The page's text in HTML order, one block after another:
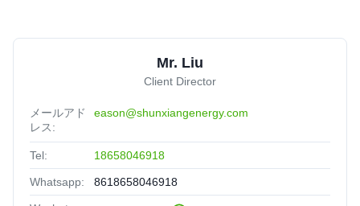
Mr. Liu
Client Director
メールアド
レス:
eason@shunxiangenergy.com
Tel: 18658046918
Whatsapp: 8618658046918